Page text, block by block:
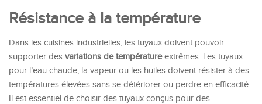
Résistance à la température
Dans les cuisines industrielles, les tuyaux doivent pouvoir
supporter des variations de températureextrêmes. Les tuyaux
pour l’eau chaude, la vapeur ou les huiles doivent résister à des
températures élevées sans se détériorer ou perdre en efficacité.
Il est essentiel de choisir des tuyaux conçus pour des